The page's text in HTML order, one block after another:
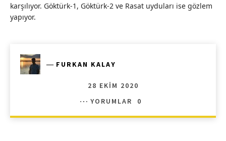
karşılıyor. Göktürk-1, Göktürk-2 ve Rasat uyduları ise gözlem
yapıyor.
― FURKAN KALAY
28 EKIM 2020
YORUMLAR
0